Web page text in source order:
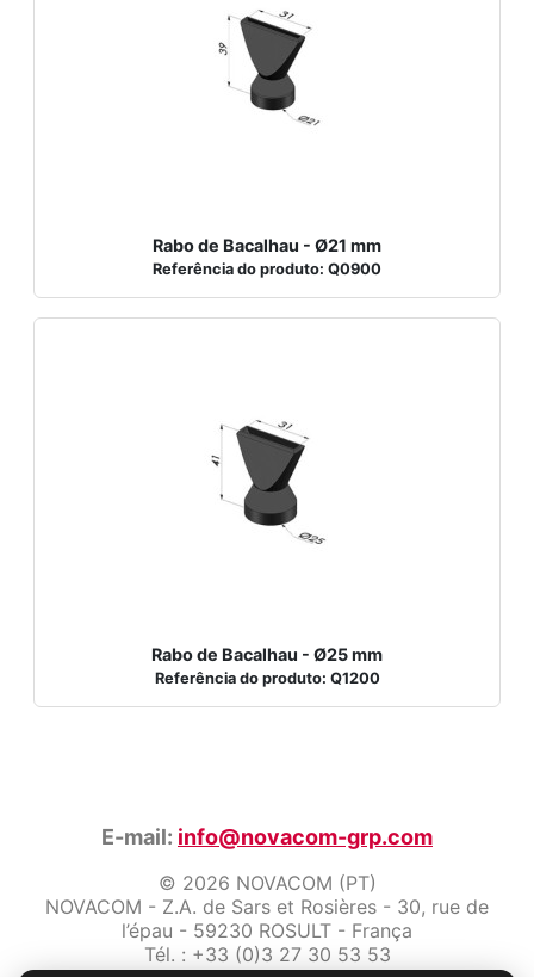
Rabo de Bacalhau - Ø21 mm
Referência do produto: Q0900
Rabo de Bacalhau - Ø25 mm
Referência do produto: Q1200
E-mail: info@novacom-grp.com
© 2026 NOVACOM (PT)
NOVACOM - Z.A. de Sars et Rosières - 30, rue de
l’épau - 59230 ROSULT - França
Tél. : +33 (0)3 27 30 53 53